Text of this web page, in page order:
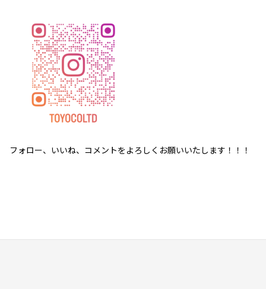
フォロー、いいね、コメントをよろしくお願いいたします！！！